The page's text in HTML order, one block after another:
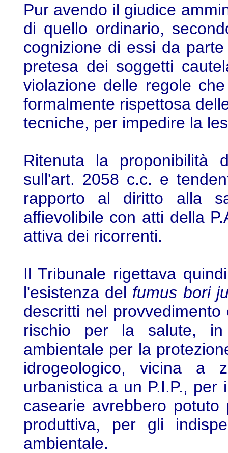
Pur avendo il giudice
di quello ordinario,
cognizione di essi da
pretesa dei soggetti
violazione delle regole
formalmente rispettosa
tecniche, per impedire la
Ritenuta la proponibilità
sull'art. 2058 c.c. e
rapporto al diritto alla
affievolibile con atti della
attiva dei ricorrenti.
Il Tribunale rigettava
l'esistenza del fumus bori
descritti nel
rischio per la salute, in
ambientale per la
idrogeologico, vicina a
urbanistica a un P.I.P.,
casearie avrebbero
produttiva, per gli
ambientale.